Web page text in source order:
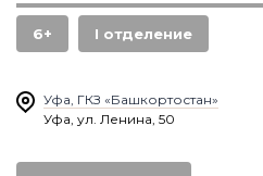
6+ I отделение
Уфа, ГКЗ «Башкортостан»
Уфа, ул. Ленина, 50